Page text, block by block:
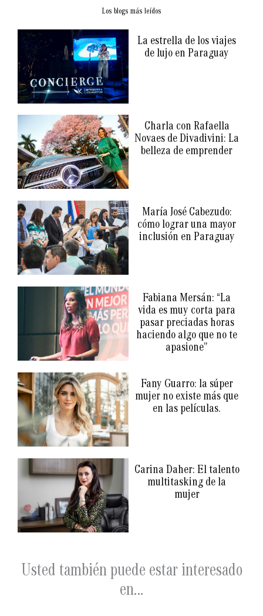
Los blogs más leídos
La estrella de los viajes
de lujo en Paraguay
Charla con Rafaella
Novaes de Divadivini: La
belleza de emprender
María José Cabezudo:
cómo lograr una mayor
inclusión en Paraguay
Fabiana Mersán: “La
vida es muy corta para
pasar preciadas horas
haciendo algo que no te
apasione”
Fany Guarro: la súper
mujer no existe más que
en las películas.
Carina Daher: El talento
multitasking de la
mujer
Usted también puede estar interesado
en…